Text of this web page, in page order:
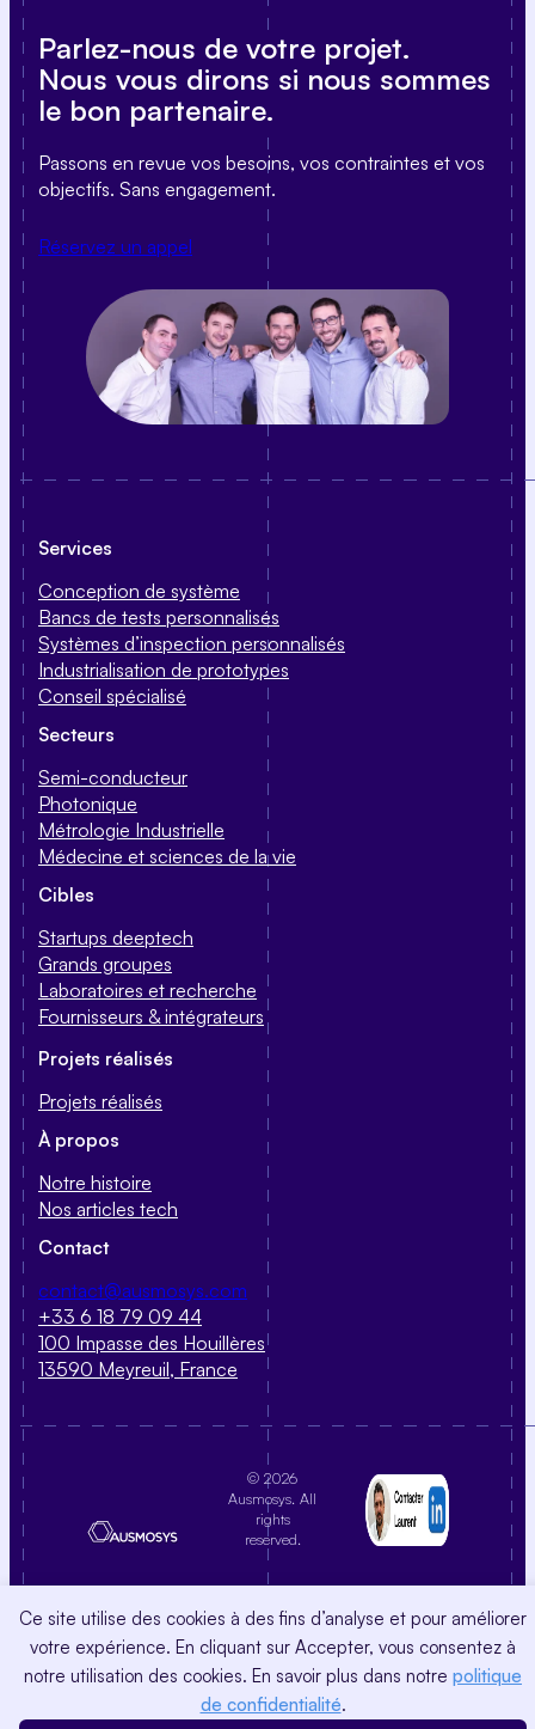
Ce site utilise des cookies à des fins d’analyse et pour améliorer
votre expérience. En cliquant sur Accepter, vous consentez à
notre utilisation des cookies. En savoir plus dans notre politique
de confidentialité.
Parlez-nous de votre projet.
Nous vous dirons si nous sommes
le bon partenaire.
Passons en revue vos besoins, vos contraintes et vos
objectifs. Sans engagement.
Réservez un appel
Services
Conception de système
Bancs de tests personnalisés
Systèmes d’inspection personnalisés
Industrialisation de prototypes
Conseil spécialisé
Secteurs
Semi-conducteur
Photonique
Métrologie Industrielle
Médecine et sciences de la vie
Cibles
Startups deeptech
Grands groupes
Laboratoires et recherche
Fournisseurs & intégrateurs
Projets réalisés
Projets réalisés
À propos
Notre histoire
Nos articles tech
Contact
contact@ausmosys.com
+33 6 18 79 09 44
100 Impasse des Houillères
13590 Meyreuil, France
© 2026
Ausmosys. All
rights
reserved.